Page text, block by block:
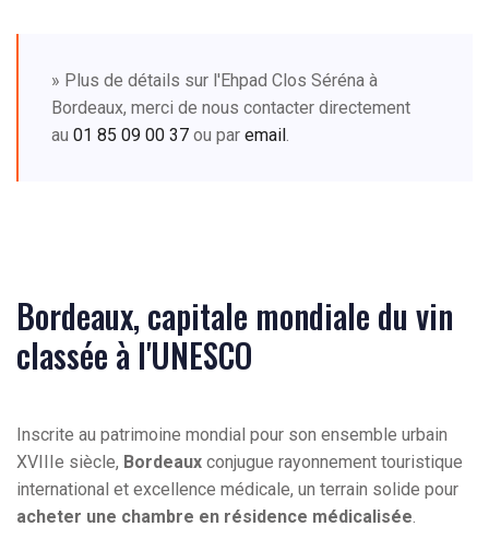
» Plus de détails sur l'Ehpad Clos Séréna à
Bordeaux, merci de nous contacter directement
au 01 85 09 00 37 ou par email.
Bordeaux, capitale mondiale du vin
classée à l'UNESCO
Inscrite au patrimoine mondial pour son ensemble urbain
XVIIIe siècle, Bordeaux conjugue rayonnement touristique
international et excellence médicale, un terrain solide pour
acheter une chambre en résidence médicalisée.